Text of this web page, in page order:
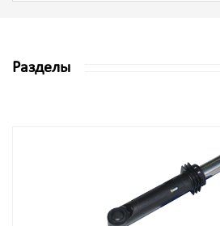
Разделы